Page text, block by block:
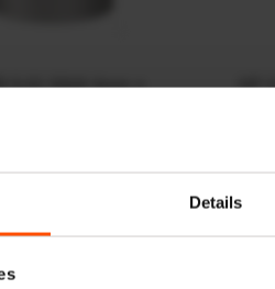
Details
5-01 50kN 4mm x
HP